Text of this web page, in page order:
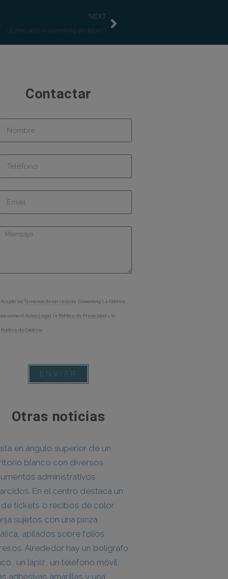
NEXT
¿Cómo será el coworking del futuro?
Contactar
Acepto losTérminos de servicio de Coworking La Fábrica ,
así como elAviso Legal, la Política de Privacidad y la
Política de Cookies.
ENVIAR
Otras noticias